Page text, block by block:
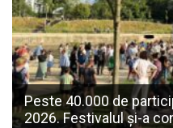
Peste 40.000 de
2026. Festivalul și-a